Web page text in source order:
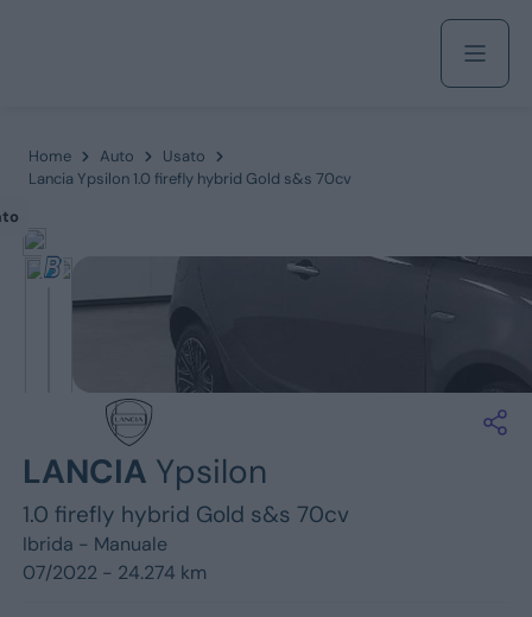
Home Auto
Usato
Lancia Ypsilon 1.0 firefly hybrid Gold s&s 70cv
LANCIA Ypsilon
1.0 firefly hybrid Gold s&s 70cv
Ibrida - Manuale
07/2022 - 24.274 km